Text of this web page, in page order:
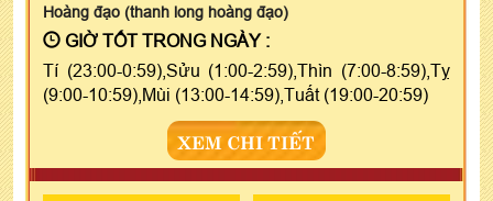
Hoàng đạo (thanh long hoàng đạo)
GIỜ TỐT TRONG NGÀY :
Tí (23:00-0:59),Sửu (1:00-2:59),Thìn (7:00-8:59),Tỵ
(9:00-10:59),Mùi (13:00-14:59),Tuất (19:00-20:59)
XEM CHI TIẾT